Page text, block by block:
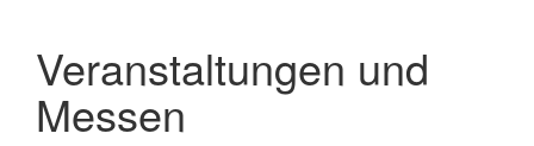
Veranstaltungen und
Messen